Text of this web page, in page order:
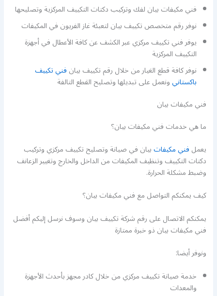
فني مكيفات بيان لفك وتركيب دكتات التكييف المركزية وتصليحها
نوفر رقم متخصص تكييف بيان لتعبئة غاز الفريون في المكيفات
يوفر فني تكييف مركزي عبر الكشف عن كافة الأعطال في أجهزة
التكييف المركزية
نوفر كافة قطع الغيار من خلال رقم تكييف بيانفني تكييف
باكستانيونعمل على تبديلها وتصليح القطع التالفة
فني مكيفات بيان
ما هي خدمات فني مكيفات بيان؟
يعملفني مكيفاتبيان في صيانة وتصليح تكييف مركزي وتركيب
دكتات التكييف وتنظيف المكيفات من الداخل والخارج وتغيير الزعانف
وضبط مشكلة الحرارة.
كيف يمكنكم التواصل مع فني مكيفات بيان؟
يمكنكم الاتصال على رقم شركة تكييف بيان وسوف نرسل إليكم أفضل
فني مكيفات بيان ذو خبرة ممتازة
ونوفر أيضا:
خدمة صيانة تكييف مركزي من خلال كادر مجهز بأحدث الأجهزة
والمعدات